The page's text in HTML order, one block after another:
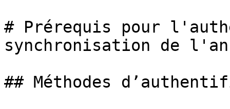
# Prérequis pour
synchronisation de
## Méthodes